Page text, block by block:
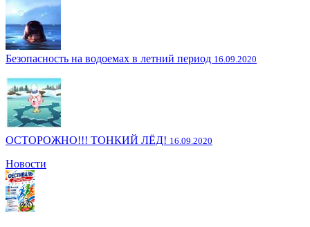
Безопасность на водоемах в летний период 16.09.2020
ОСТОРОЖНО!!! ТОНКИЙ ЛЁД! 16.09.2020
Новости